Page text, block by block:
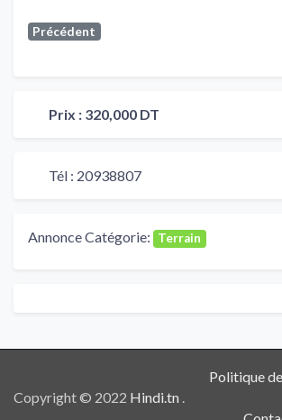
Précédent
Prix : 320,000 DT
Tél : 20938807
Annonce Catégorie: Terrain
Copyright © 2022 Hindi.tn .
Politique